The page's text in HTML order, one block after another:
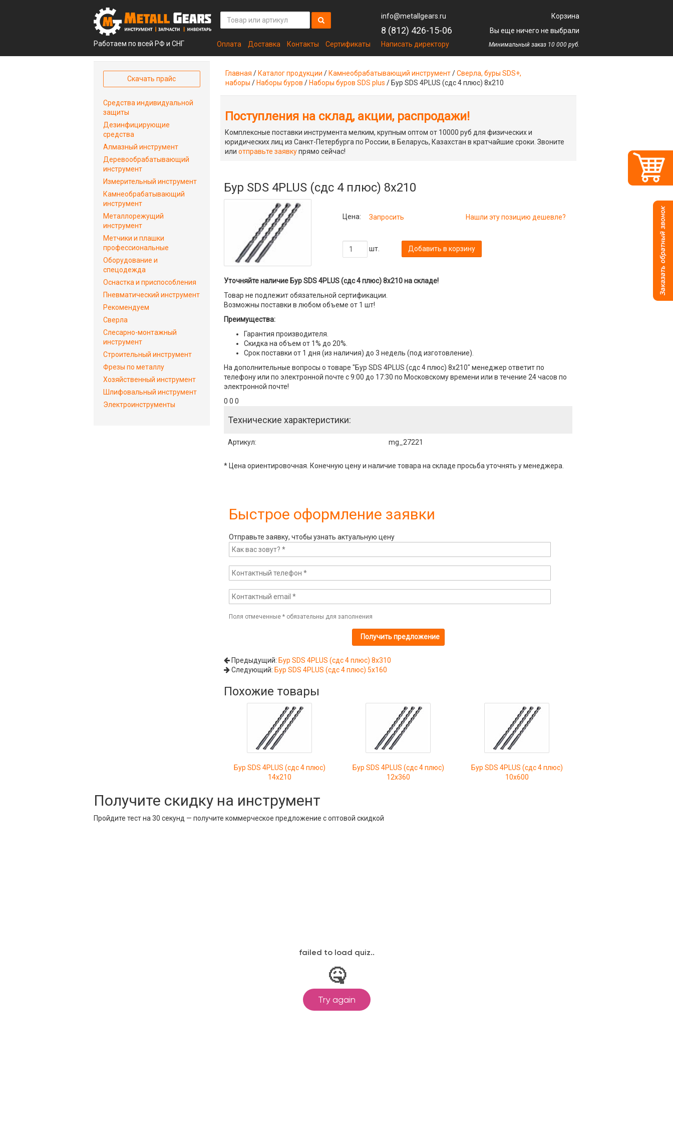
Работаем по всей РФ и СНГ Оплата Доставка Контакты Сертификаты
info@metallgears.ru
8 (812) 426-15-06
Написать директору
Корзина
Вы еще ничего не выбрали
Минимальный заказ 10 000 руб.
Главная / Каталог продукции / Камнеобрабатывающий инструмент/Сверла, буры SDS+,
наборы / Наборы буров / Наборы буров SDS plus / Бур SDS 4PLUS (сдс 4 плюс) 8х210
Поступления на склад, акции, распродажи!
Комплексные поставки инструмента мелким, крупным оптом от 10000 руб для физических и
юридических лиц из Санкт-Петербурга по России, в Беларусь, Казахстан в кратчайшие сроки. Звоните
или отправьте заявкупрямо сейчас!
Бур SDS 4PLUS (сдс 4 плюс) 8х210
Цена: Запросить Нашли эту позицию дешевле?
шт. Добавить в корзину
Уточняйте наличие Бур SDS 4PLUS (сдс 4 плюс) 8х210 на складе!
Товар не подлежит обязательной сертификации.
Возможны поставки в любом объеме от 1 шт!
Преимущества:
Гарантия производителя.
Скидка на объем от 1% до 20%.
Срок поставки от 1 дня (из наличия) до 3 недель (под изготовление).
На дополнительные вопросы о товаре "Бур SDS 4PLUS (сдс 4 плюс) 8х210" менеджер ответит по
телефону или по электронной почте с 9:00 до 17:30 по Московскому времени или в течение 24 часов по
электронной почте!
0 0 0
Технические характеристики:
Артикул: mg_27221
* Цена ориентировочная. Конечную цену и наличие товара на складе просьба уточнять у менеджера.
Быстрое оформление заявки
Отправьте заявку, чтобы узнать актуальную цену
Поля отмеченные *обязательны для заполнения
Предыдущий: Бур SDS 4PLUS (сдс 4 плюс) 8х310
Следующий: Бур SDS 4PLUS (сдс 4 плюс) 5х160
Похожие товары
Бур SDS 4PLUS (сдс 4 плюс)
14х210
Бур SDS 4PLUS (сдс 4 плюс)
12х360
Бур SDS 4PLUS (сдс 4 плюс)
10х600
Скачать прайс
Средства индивидуальной
защиты
Дезинфицирующие
средства
Алмазный инструмент
Деревообрабатывающий
инструмент
Измерительный инструмент
Камнеобрабатывающий
инструмент
Металлорежущий
инструмент
Метчики и плашки
профессиональные
Оборудование и
спецодежда
Оснастка и приспособления
Пневматический инструмент
Рекомендуем
Сверла
Слесарно-монтажный
инструмент
Строительный инструмент
Фрезы по металлу
Хозяйственный инструмент
Шлифовальный инструмент
Электроинструменты
Получите скидку на инструмент
Пройдите тест на 30 секунд — получите коммерческое предложение с оптовой скидкой